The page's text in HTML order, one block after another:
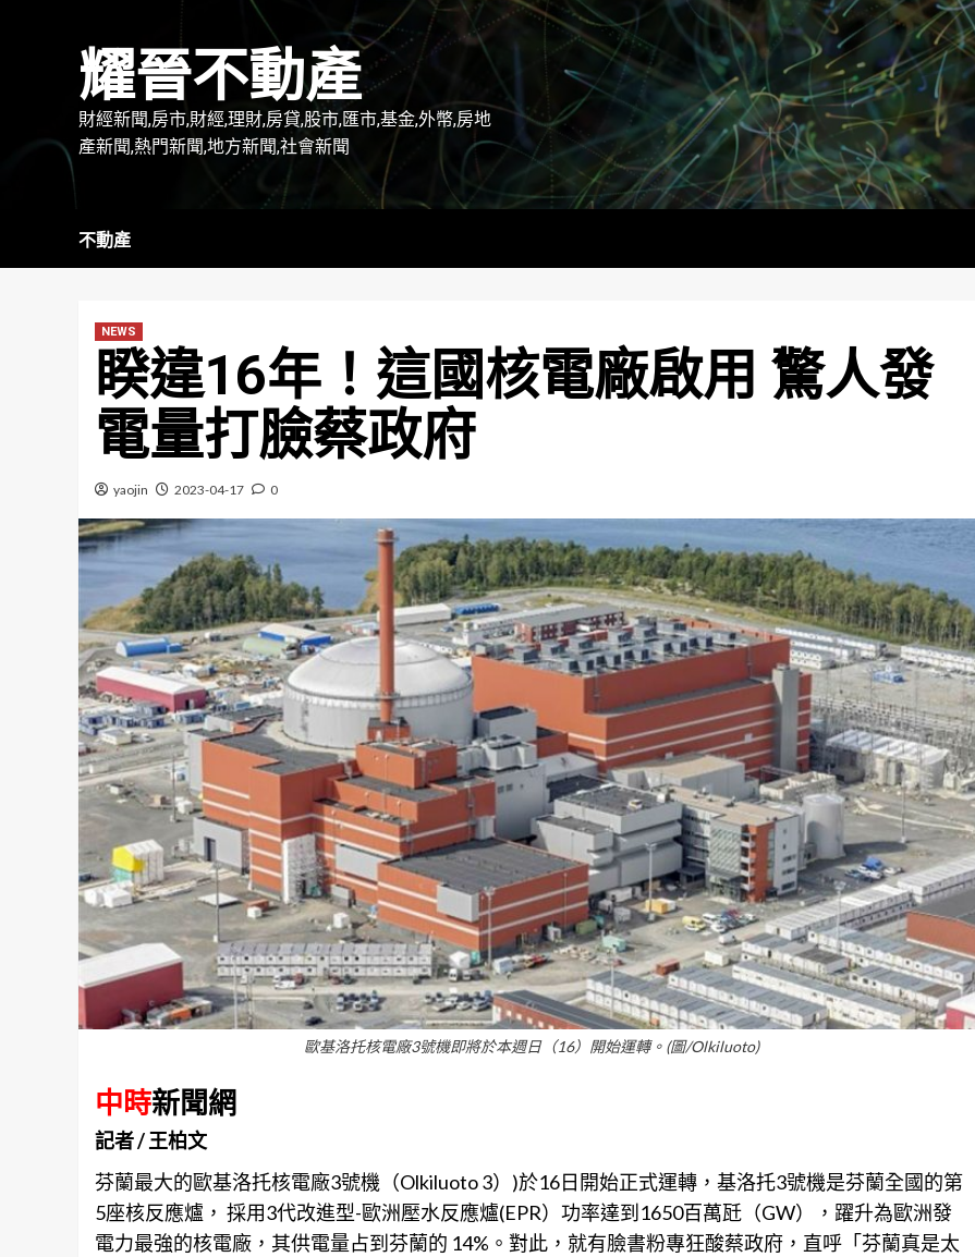
耀晉不動產
財經新聞,房市,財經,理財,房貸,股市,匯市,基金,外幣,房地
產新聞,熱門新聞,地方新聞,社會新聞
不動產
NEWS
睽違16年！這國核電廠啟用 驚人發
電量打臉蔡政府
yaojin 2023-04-17 0
歐基洛托核電廠3號機即將於本週日（16）開始運轉。(圖/Olkiluoto)
中時新聞網
記者 / 王柏文
芬蘭最大的歐基洛托核電廠3號機（Olkiluoto 3）)於16日開始正式運轉，基洛托3號機是芬蘭全國的第
5座核反應爐， 採用3代改進型-歐洲壓水反應爐(EPR）功率達到1650百萬瓩（GW），躍升為歐洲發
電力最強的核電廠，其供電量占到芬蘭的 14%。對此，就有臉書粉專狂酸蔡政府，直呼「芬蘭真是太